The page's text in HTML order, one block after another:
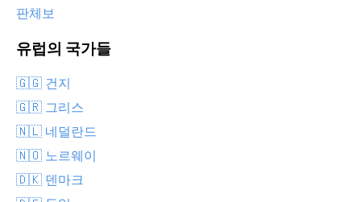
판체보
유럽의 국가들
🇬🇬 건지
🇬🇷 그리스
🇳🇱 네덜란드
🇳🇴 노르웨이
🇩🇰 덴마크